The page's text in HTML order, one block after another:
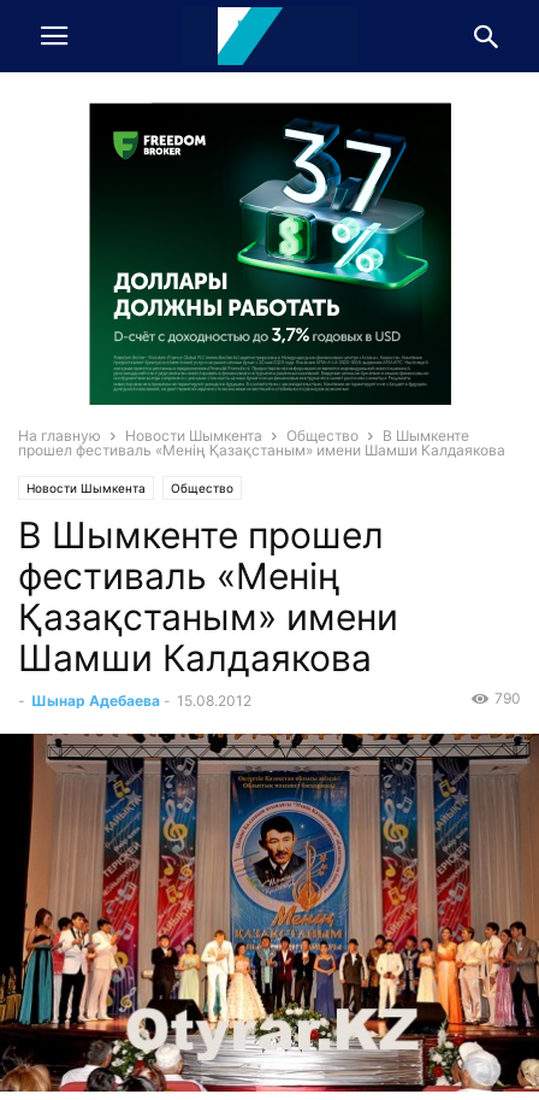
На главную Новости Шымкента Общество
В Шымкенте
прошел фестиваль «Менің Қазақстаным» имени Шамши Калдаякова
Новости Шымкента Общество
В Шымкенте прошел
фестиваль «Менің
Қазақстаным» имени
Шамши Калдаякова
- Шынар Адебаева - 15.08.2012 790